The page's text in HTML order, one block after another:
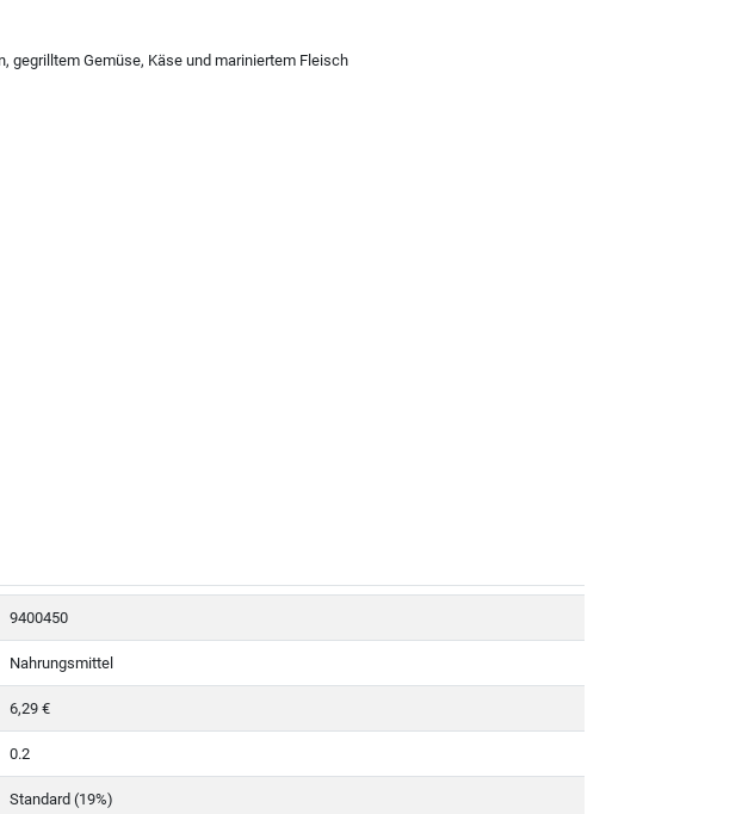
gegrilltem Gemüse, Käse und mariniertem Fleisch
9400450
Nahrungsmittel
6,29 €
0.2
Standard (19%)